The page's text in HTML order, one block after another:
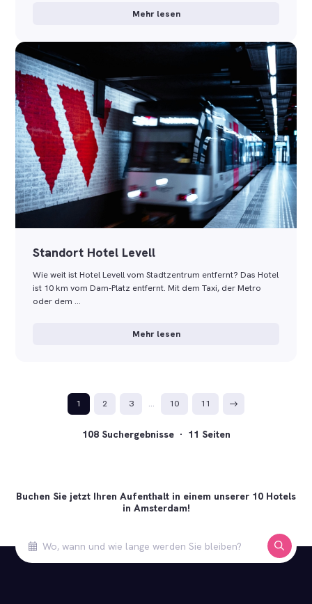
Mehr lesen
Standort Hotel Levell
Wie weit ist Hotel Levell vom Stadtzentrum entfernt? Das Hotel
ist 10 km vom Dam-Platz entfernt. Mit dem Taxi, der Metro
oder dem …
Mehr lesen
1 2 3 … 10 11
108 Suchergebnisse · 11 Seiten
Buchen Sie jetzt Ihren Aufenthalt in einem unserer 10 Hotels
in Amsterdam!